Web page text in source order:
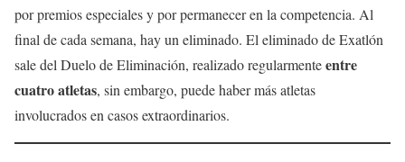
por premios especiales y por permanecer en la competencia. Al
final de cada semana, hay un eliminado. El eliminado de Exatlón
sale del Duelo de Eliminación, realizado regularmenteentre
cuatro atletas, sin embargo, puede haber más atletas
involucrados en casos extraordinarios.